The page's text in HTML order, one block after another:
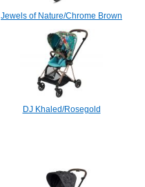
Jewels of Nature/Chrome Brown
DJ Khaled/Rosegold